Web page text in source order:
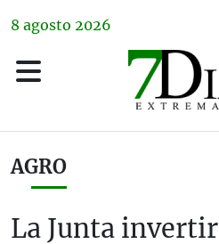
8 agosto 2026
AGRO
La Junta